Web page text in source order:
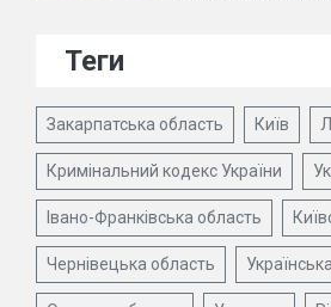
Теги
Закарпатська область Київ
Кримінальний кодекс України
Івано-Франківська область
Чернівецька область